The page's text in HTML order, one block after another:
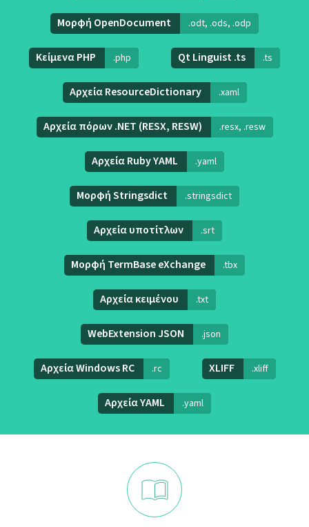
Μορφή OpenDocument .odt, .ods, .odp
Κείμενα PHP .php Qt Linguist .ts .ts
Αρχεία ResourceDictionary .xaml
Αρχεία πόρων .NET (RESX, RESW) .resx, .resw
Αρχεία Ruby YAML .yaml
Μορφή Stringsdict .stringsdict
Αρχεία υποτίτλων .srt
Μορφή TermBase eXchange .tbx
Αρχεία κειμένου .txt
WebExtension JSON .json
Αρχεία Windows RC .rc XLIFF .xliff
Αρχεία YAML .yaml